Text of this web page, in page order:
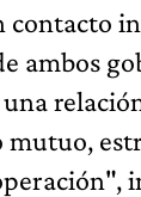
contacto
ambos